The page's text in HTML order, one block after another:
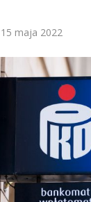
15 maja 2022